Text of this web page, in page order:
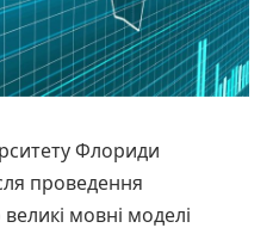
Флориди
проведення
мовні моделі